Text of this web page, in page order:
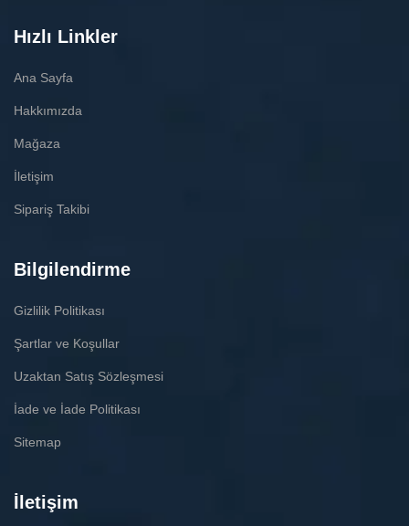
Hızlı Linkler
Ana Sayfa
Hakkımızda
Mağaza
İletişim
Sipariş Takibi
Bilgilendirme
Gizlilik Politikası
Şartlar ve Koşullar
Uzaktan Satış Sözleşmesi
İade ve İade Politikası
Sitemap
İletişim